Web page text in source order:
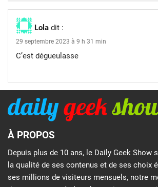
Lola dit :
29 septembre 2023 à 9 h 31 min
C’est dégueulasse
À PROPOS
Depuis plus de 10 ans, le Daily Geek Show
la qualité de ses contenus et de ses choix
ses millions de visiteurs mensuels, notre